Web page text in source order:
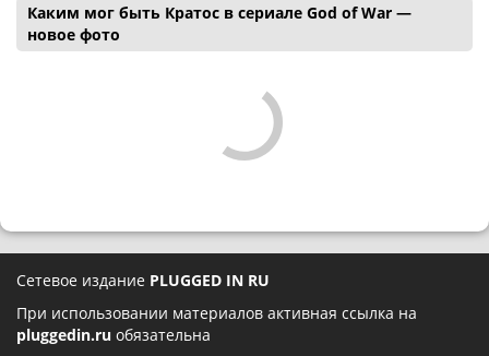
Каким мог быть Кратос в сериале God of War —
новое фото
Сетевое издание PLUGGED IN RU
При использовании материалов активная ссылка на
pluggedin.ru обязательна